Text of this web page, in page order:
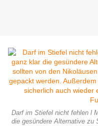
Darf im Stiefel nicht fehlen l
die gesündere Alternative zu